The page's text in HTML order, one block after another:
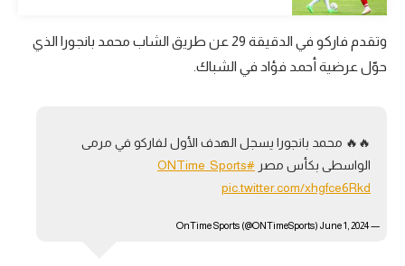
تحليل في الجول
فيديو في الجول
وتقدم فاركو في الدقيقة 29 عن طريق الشاب محمد بانجورا الذي
حوّل عرضية أحمد فؤاد في الشباك.
🔥🔥 محمد بانجورا يسجل الهدف الأول لفاركو في مرمى
الواسطى بكأس مصر #ONTime_Sports
pic.twitter.com/xhgfce6Rkd
— OnTime Sports (@ONTimeSports)
June 1, 2024